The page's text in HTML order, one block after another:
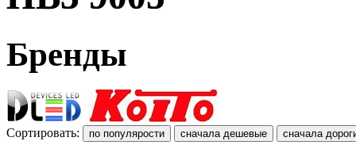
Бренды
Сортировать: